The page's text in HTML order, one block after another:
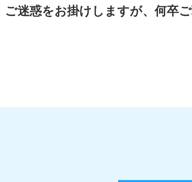
ご迷惑をお掛けしますが、何卒